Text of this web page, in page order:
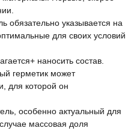
обязательно указывается на
для своих условий
наносить состав.
герметик может
для которой он
особенно актуальный для
массовая доля